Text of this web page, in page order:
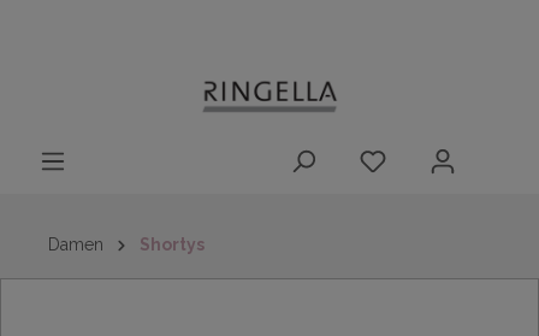
Damen Shortys